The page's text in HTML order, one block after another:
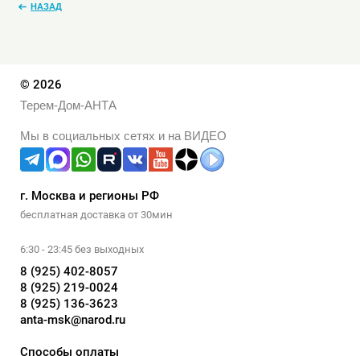
НАЗАД
© 2026
Терем-Дом-АНТА
Мы в социальных сетях и на ВИДЕО
г. Москва и регионы РФ
бесплатная доставка от 30мин
6:30 - 23:45 без выходных
8 (925) 402-8057
8 (925) 219-0024
8 (925) 136-3623
anta-msk@narod.ru
Способы оплаты